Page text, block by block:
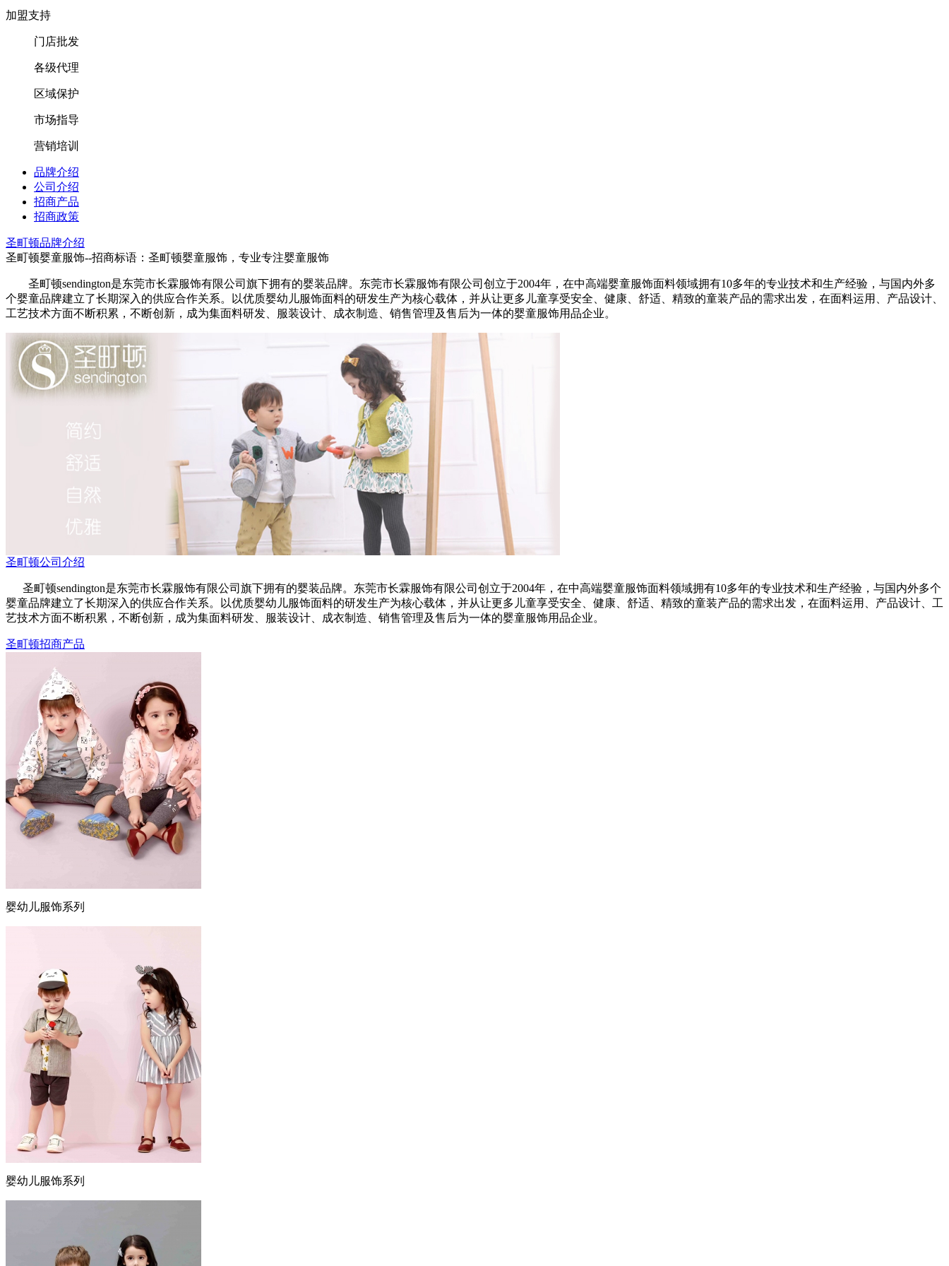
加盟支持
门店批发
各级代理
区域保护
市场指导
营销培训
品牌介绍
公司介绍
招商产品
招商政策
圣町顿品牌介绍
圣町顿婴童服饰--招商标语： 圣町顿婴童服饰，专业专注婴童服饰
圣町顿sendington是东莞市长霖服饰有限公司旗下拥有的婴装品牌。东莞市长霖服饰有限公司创立于2004年，在中高端婴童服饰面料领域拥有10多年的专业技术和生产经验，与国内外多
个婴童品牌建立了长期深入的供应合作关系。以优质婴幼儿服饰面料的研发生产为核心载体，并从让更多儿童享受安全、健康、舒适、精致的童装产品的需求出发，在面料运用、产品设计、
工艺技术方面不断积累，不断创新，成为集面料研发、服装设计、成衣制造、销售管理及售后为一体的婴童服饰用品企业。
圣町顿公司介绍
圣町顿sendington是东莞市长霖服饰有限公司旗下拥有的婴装品牌。东莞市长霖服饰有限公司创立于2004年，在中高端婴童服饰面料领域拥有10多年的专业技术和生产经验，与国内外多个
婴童品牌建立了长期深入的供应合作关系。以优质婴幼儿服饰面料的研发生产为核心载体，并从让更多儿童享受安全、健康、舒适、精致的童装产品的需求出发，在面料运用、产品设计、工
艺技术方面不断积累，不断创新，成为集面料研发、服装设计、成衣制造、销售管理及售后为一体的婴童服饰用品企业。
圣町顿招商产品
婴幼儿服饰系列
婴幼儿服饰系列